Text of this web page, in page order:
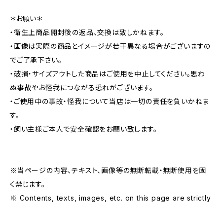
＊お願い＊
・衛生上商品開封後の返品、交換は致しかねます。
・画像は実際の商品とイメージが若干異なる場合がございますの
でご了承下さい。
・破損・サイズアウトした商品はご使用を中止してください。思わ
ぬ事故やお怪我につながる恐れがございます。
・ご使用中の事故・怪我について当店は一切の責任を負いかねま
す。
・飼い主様ご本人で安全確認をお願い致します。
※当ページの内容、テキスト、画像等の無断転載・無断使用を固
く禁じます。
※ Contents, texts, images, etc. on this page are strictly